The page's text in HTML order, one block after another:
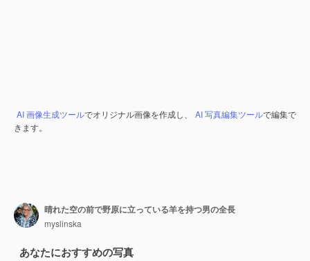
AI 画像生成ツールでオリジナル画像を作成し、 AI 写真編集ツールで編集で
きます。
晴れた空の前で野原に立っている羊を持つ男の全長
myslinska
あなたにおすすめの写真